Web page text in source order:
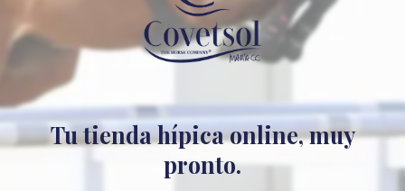
Tu tienda hípica online, muy
pronto.